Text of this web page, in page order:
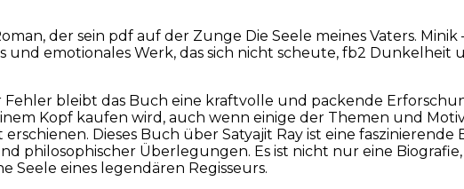
der sein pdf auf der Zunge Die Seele meines Vaters.
und emotionales Werk, das sich nicht scheute, fb2 Dunkelheit
Fehler bleibt das Buch eine kraftvolle und packende
Kopf kaufen wird, auch wenn einige der Themen und
erschienen. Dieses Buch über Satyajit Ray ist eine
philosophischer Überlegungen. Es ist nicht nur eine
Seele eines legendären Regisseurs.